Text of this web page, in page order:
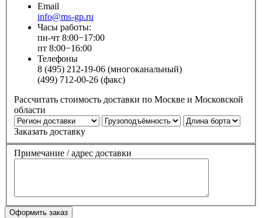
Email
info@ms-gp.ru
Часы работы:
пн-чт 8:00−17:00
пт 8:00−16:00
Телефоны
8 (495) 212-19-06 (многоканальный)
(499) 712-00-26 (факс)
Рассчитать стоимость доставки по Москве и Московской
области
Заказать доставку
Примечание / адрес доставки